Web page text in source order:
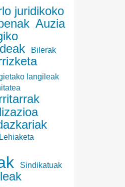
juridikoko
Auzia
Bilerak
langileak
Lehiaketa
Sindikatuak